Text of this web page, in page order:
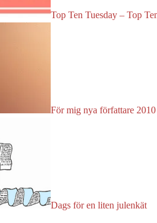
Top Ten Tuesday – Top
För mig nya författare 2010
Dags för en liten julenkät